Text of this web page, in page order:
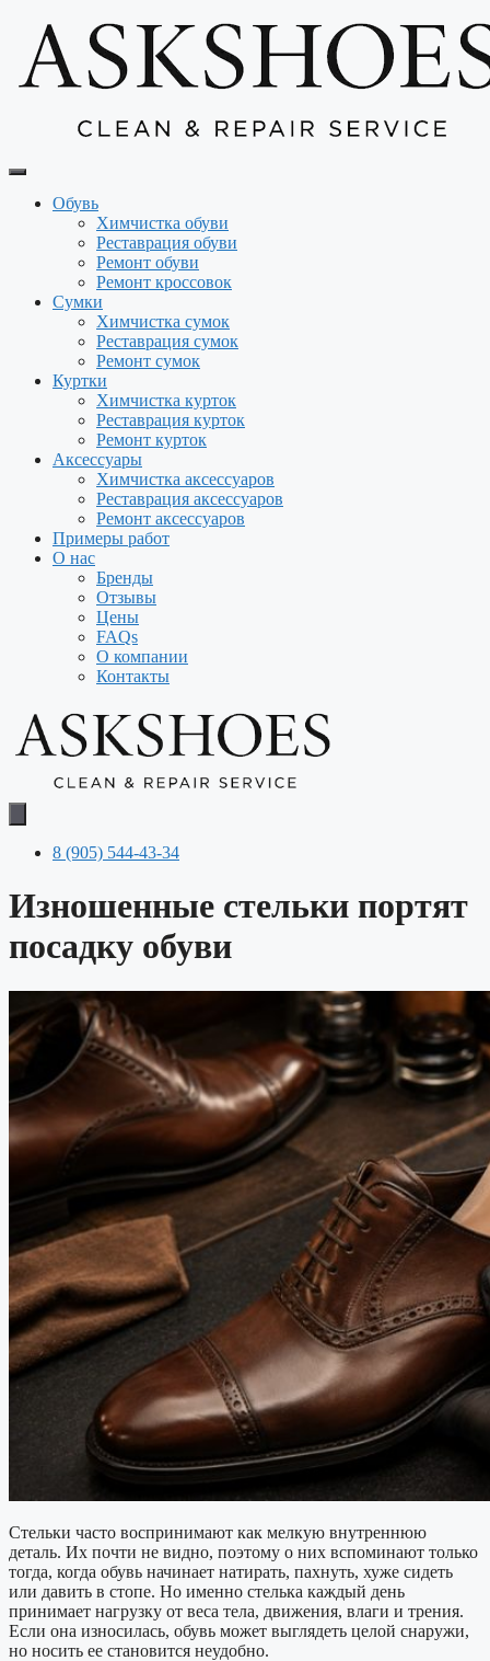
содержимому
Обувь
Химчистка обуви
Реставрация обуви
Ремонт обуви
Ремонт кроссовок
Сумки
Химчистка сумок
Реставрация сумок
Ремонт сумок
Куртки
Химчистка курток
Реставрация курток
Ремонт курток
Аксессуары
Химчистка аксессуаров
Реставрация аксессуаров
Ремонт аксессуаров
Примеры работ
О нас
Бренды
Отзывы
Цены
FAQs
О компании
Контакты
8 (905) 544-43-34
Изношенные стельки портят
посадку обуви
Стельки часто воспринимают как мелкую внутреннюю
деталь. Их почти не видно, поэтому о них вспоминают только
тогда, когда обувь начинает натирать, пахнуть, хуже сидеть
или давить в стопе. Но именно стелька каждый день
принимает нагрузку от веса тела, движения, влаги и трения.
Если она износилась, обувь может выглядеть целой снаружи,
но носить ее становится неудобно.